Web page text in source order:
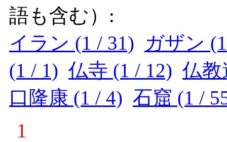
語も含む）:
イラン (1 / 31)
ガザン
(1 / 1) 仏寺 (1 / 12) 仏教
口隆康 (1 / 4) 石窟 (1 /
1